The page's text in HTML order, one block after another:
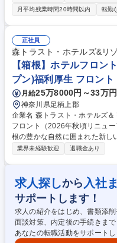
や進捗管理、顧客折衝等の管理業務を担います
■チーム牽引:メンバーの育成や
進:テスト計画の策定、見積も
計:顧客企業と合意した方針に
社後の流れ】入社後はテスター
らスタート。その後は先輩リ
められます。 募集職種 秋葉原【ゲームQAリーダー】服装・髪型自由｜上
場G企業で安定◎
月平均残業時間20時間以内
転勤
正社員
森トラスト・ホテルズ&リ
【箱根】ホテルフロン
プン)福利厚生 フロント
月給25万8000円～33万円
神奈川県足柄上郡
企業名 森トラスト・ホテルズ＆リゾーツ株式
フロント（2026年秋頃リニューアルオ
根の豊かな自然に囲まれた新し
活躍していただける仲間を募
ントスタッフとしてお客様を
づくりにも携わっていただきま
■ベルスタッフ業務■宿泊ゲス
グ■客室のインスペクション■
囲）ホテルの運営に関する各種業務 募集職種 【箱根】ホテルフロ
026年秋頃リニューアルオープ
業界未経験歓迎 退職金あり
求人探しから 入社
サポートします！
求人の紹介をはじめ、書類添削
面談対策、内定後の手続きまで
あなたの転職活動をサポートし